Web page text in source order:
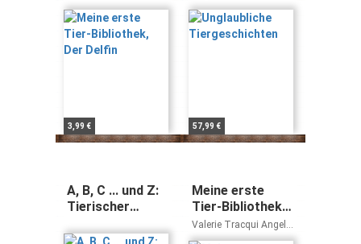
Lebloas
3,99 € 57,99 €
A, B, C ... und Z:
Tierischer
Meine erste
Tier-Bibliothek :
Der Igel
Valerie Tracqui Angelo
Gandolfi